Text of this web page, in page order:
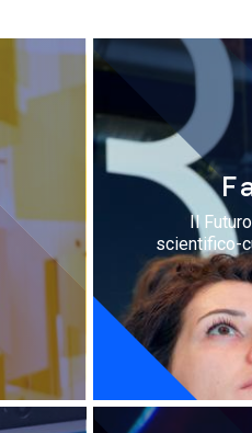
Il
scientifico-